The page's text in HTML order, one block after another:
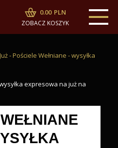
0.00 PLN
ZOBACZ KOSZYK
- Pościele Wełniane - wysyłka
expresowa na już na